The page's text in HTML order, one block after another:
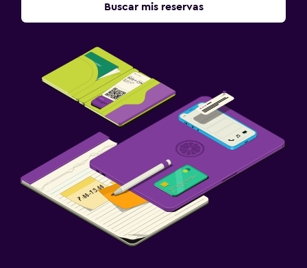
Servicios de lavandería/tintorería
Plancha y tabla de planchar
Tendedero
Canotaje
Ciclismo
Estacionamiento y transporte
Buscar mis reservas